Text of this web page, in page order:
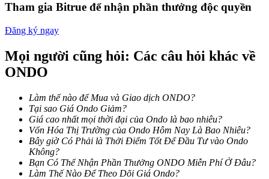
Đầu tư độc quyền cho người nắm giữ BTR
Tham gia Bitrue để nhận phần thưởng độc quyền
Đăng ký ngay
Mọi người cũng hỏi: Các câu hỏi khác về
ONDO
Làm thế nào để Mua và Giao dịch ONDO?
Tại sao Giá Ondo Giảm?
Giá cao nhất mọi thời đại của Ondo là bao nhiêu?
Vốn Hóa Thị Trường của Ondo Hôm Nay Là Bao Nhiêu?
Bây giờ Có Phải là Thởi Điểm Tốt Để Đầu Tư vào Ondo
Không?
Bạn Có Thể Nhận Phần Thưởng ONDO Miễn Phí Ở Đâu?
Làm Thế Nào Để Theo Dõi Giá Ondo?